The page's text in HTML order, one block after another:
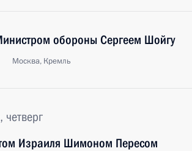
обороны Сергеем Шойгу
Москва, Кремль
Израиля Шимоном Пересом